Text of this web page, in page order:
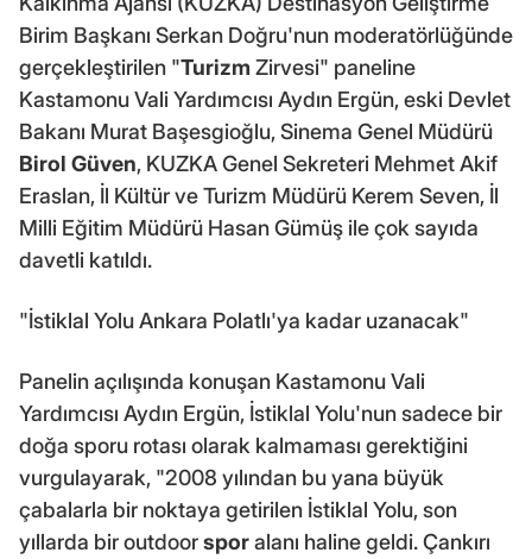
Birim Başkanı Serkan Doğru'nun moderatörlüğünde
gerçekleştirilen "Turizm Zirvesi" paneline
Kastamonu Vali Yardımcısı Aydın Ergün, eski Devlet
Bakanı Murat Başesgioğlu, Sinema Genel Müdürü
Birol Güven, KUZKA Genel Sekreteri Mehmet Akif
Eraslan, İl Kültür ve Turizm Müdürü Kerem Seven, İl
Milli Eğitim Müdürü Hasan Gümüş ile çok sayıda
davetli katıldı.
"İstiklal Yolu Ankara Polatlı'ya kadar uzanacak"
Panelin açılışında konuşan Kastamonu Vali
Yardımcısı Aydın Ergün, İstiklal Yolu'nun sadece bir
doğa sporu rotası olarak kalmaması gerektiğini
vurgulayarak, "2008 yılından bu yana büyük
çabalarla bir noktaya getirilen İstiklal Yolu, son
yıllarda bir outdoorsporalanı haline geldi. Çankırı